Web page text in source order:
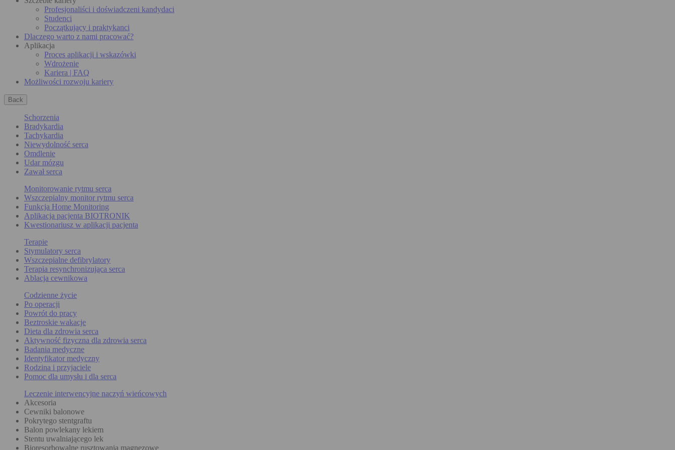
Profesjonaliści i doświadczeni kandydaci
Studenci
Początkujący i praktykanci
Dlaczego warto z nami pracować?
Aplikacja
Proces aplikacji i wskazówki
Wdrożenie
Kariera | FAQ
Możliwości rozwoju kariery
Back
Schorzenia
Bradykardia
Tachykardia
Niewydolność serca
Omdlenie
Udar mózgu
Zawał serca
Monitorowanie rytmu serca
Wszczepialny monitor rytmu serca
Funkcja Home Monitoring
Aplikacja pacjenta BIOTRONIK
Kwestionariusz w aplikacji pacjenta
Terapie
Stymulatory serca
Wszczepialne defibrylatory
Terapia resynchronizująca serca
Ablacja cewnikowa
Codzienne życie
Po operacji
Powrót do pracy
Beztroskie wakacje
Dieta dla zdrowia serca
Aktywność fizyczna dla zdrowia serca
Badania medyczne
Identyfikator medyczny
Rodzina i przyjaciele
Pomoc dla umysłu i dla serca
Leczenie interwencyjne naczyń wieńcowych
Akcesoria
Cewniki balonowe
Pokrytego stentgraftu
Balon powlekany lekiem
Stentu uwalniającego lek
Bioresorbowalne rusztowania magnezowe